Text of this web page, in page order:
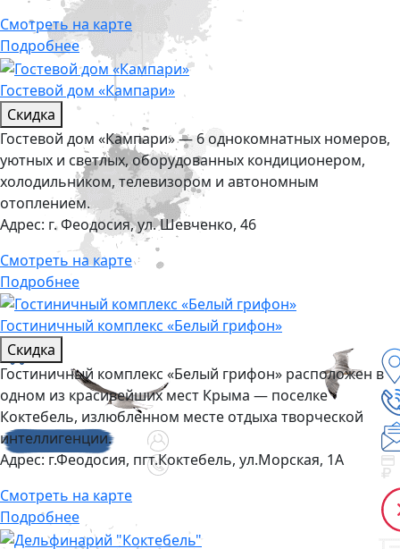
Смотреть на карте
Подробнее
Гостевой дом «Кампари»
Скидка
Гостевой дом «Кампари» — 6 однокомнатных номеров,
уютных и светлых, оборудованных кондиционером,
холодильником, телевизором и автономным
отоплением.
Адрес: г. Феодосия, ул. Шевченко, 46
Смотреть на карте
Подробнее
Гостиничный комплекс «Белый грифон»
Скидка
Гостиничный комплекс «Белый грифон» расположен в
одном из красивейших мест Крыма — поселке
Коктебель, излюбленном месте отдыха творческой
интеллигенции.
Адрес: г.Феодосия, пгт.Коктебель, ул.Морская, 1А
Смотреть на карте
Подробнее